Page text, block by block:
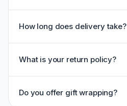
How long does delivery take?
What is your return policy?
Do you offer gift wrapping?